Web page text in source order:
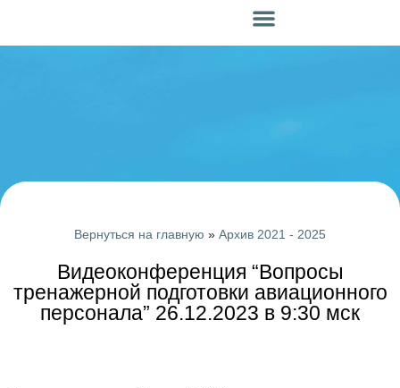
Вернуться на главную » Архив 2021 - 2025
Видеоконференция “Вопросы
тренажерной подготовки авиационного
персонала” 26.12.2023 в 9:30 мск